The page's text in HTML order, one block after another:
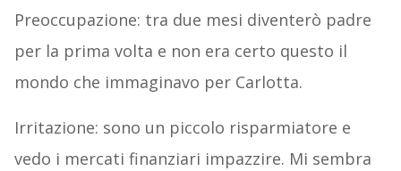
Preoccupazione: tra due mesi diventerò padre
per la prima volta e non era certo questo il
mondo che immaginavo per Carlotta.
Irritazione: sono un piccolo risparmiatore e
vedo i mercati finanziari impazzire. Mi sembra